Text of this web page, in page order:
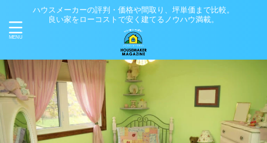
ハウスメーカーの評判・価格や間取り、坪単価まで比較。
良い家をローコストで安く建てるノウハウ満載。